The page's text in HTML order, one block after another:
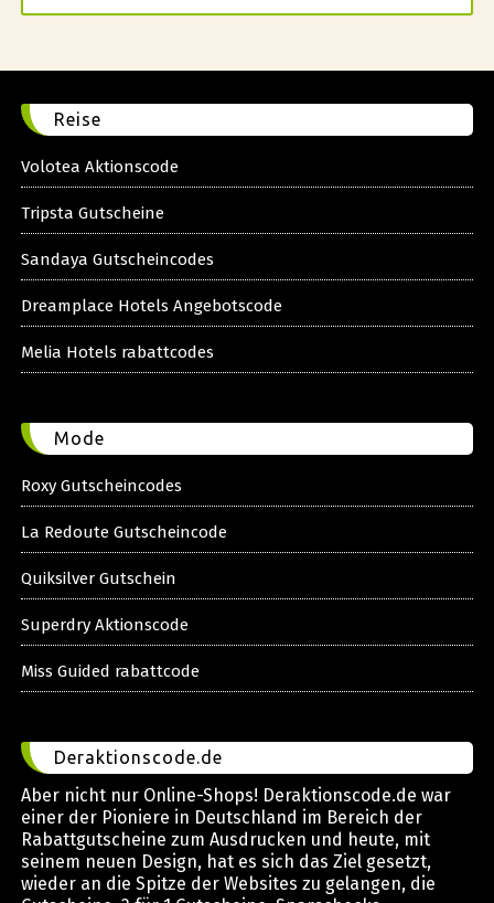
Reise
Volotea Aktionscode
Tripsta Gutscheine
Sandaya Gutscheincodes
Dreamplace Hotels Angebotscode
Melia Hotels rabattcodes
Mode
Roxy Gutscheincodes
La Redoute Gutscheincode
Quiksilver Gutschein
Superdry Aktionscode
Miss Guided rabattcode
Deraktionscode.de
Aber nicht nur Online-Shops! Deraktionscode.de war
einer der Pioniere in Deutschland im Bereich der
Rabattgutscheine zum Ausdrucken und heute, mit
seinem neuen Design, hat es sich das Ziel gesetzt,
wieder an die Spitze der Websites zu gelangen, die